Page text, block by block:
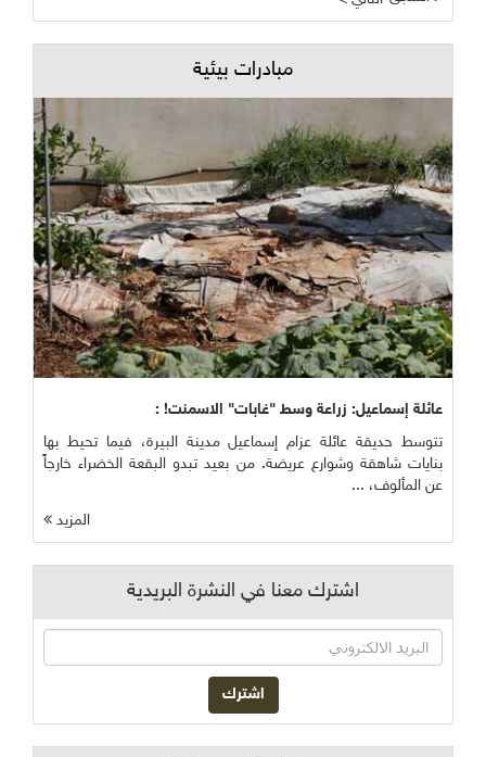
مبادرات بيئية
عائلة إسماعيل: زراعة وسط "غابات" الاسمنت! :
تتوسط حديقة عائلة عزام إسماعيل مدينة البيرة، فيما تحيط بها
بنايات شاهقة وشوارع عريضة. من بعيد تبدو البقعة الخضراء خارجاً
عن المألوف، ...
المزيد
اشترك معنا في النشرة البريدية